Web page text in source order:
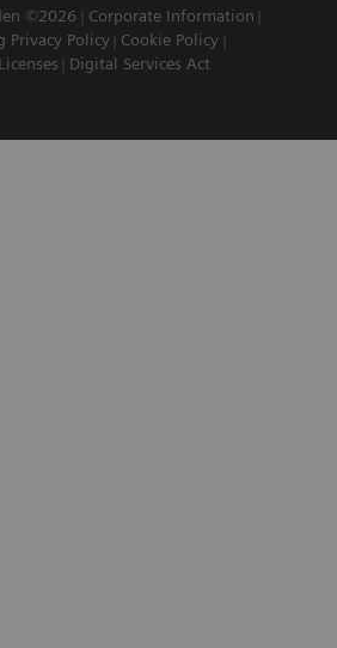
©2026
Corporate Information
Privacy Policy
Cookie Policy
Digital Services Act